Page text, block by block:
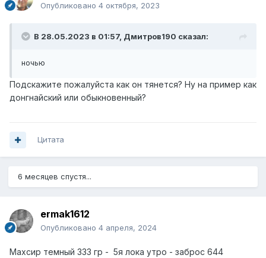
Опубликовано 4 октября, 2023
В 28.05.2023 в 01:57, Дмитров190 сказал:
ночью
Подскажите пожалуйста как он тянется? Ну на пример как
донгнайский или обыкновенный?
Цитата
6 месяцев спустя...
ermak1612
Опубликовано 4 апреля, 2024
Махсир темный 333 гр - 5я лока утро - заброс 644